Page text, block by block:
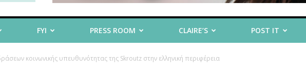
FYI PRESS ROOM CLAIRE’S POST IT
κοινωνικής υπευθυνότητας της Skroutz στην ελληνική περιφέρεια